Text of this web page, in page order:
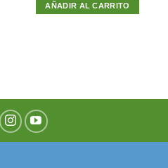
AÑADIR AL CARRITO